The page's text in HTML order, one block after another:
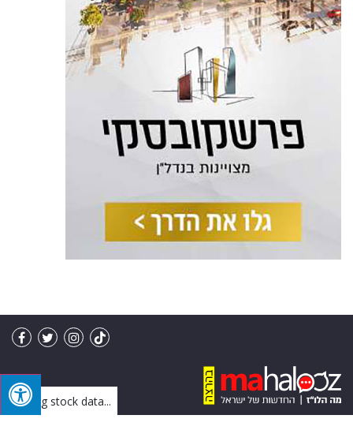
Loading stock data...